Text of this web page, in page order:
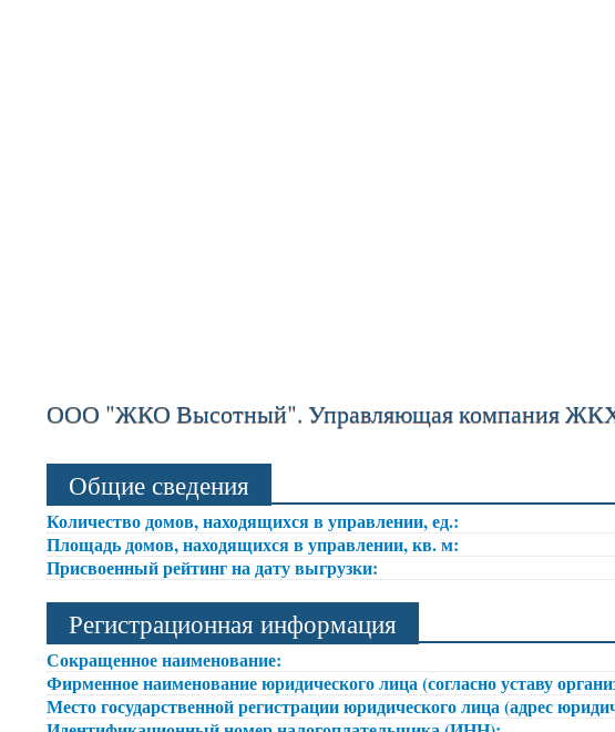
ООО "ЖКО Высотный". Управляющая компания
Общие сведения
Количество домов, находящихся в управлении, ед.:
Площадь домов, находящихся в управлении, кв. м:
Присвоенный рейтинг на дату выгрузки:
Регистрационная информация
Сокращенное наименование:
Фирменное наименование юридического лица (согласно уставу
Место государственной регистрации юридического лица (адрес